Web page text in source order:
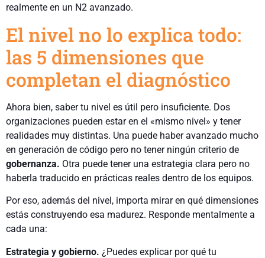
realmente en un N2 avanzado.
El nivel no lo explica todo:
las 5 dimensiones que
completan el diagnóstico
Ahora bien, saber tu nivel es útil pero insuficiente. Dos
organizaciones pueden estar en el «mismo nivel» y tener
realidades muy distintas. Una puede haber avanzado mucho
en generación de código pero no tener ningún criterio de
gobernanza. Otra puede tener una estrategia clara pero no
haberla traducido en prácticas reales dentro de los equipos.
Por eso, además del nivel, importa mirar en qué dimensiones
estás construyendo esa madurez. Responde mentalmente a
cada una:
Estrategia y gobierno. ¿Puedes explicar por qué tu